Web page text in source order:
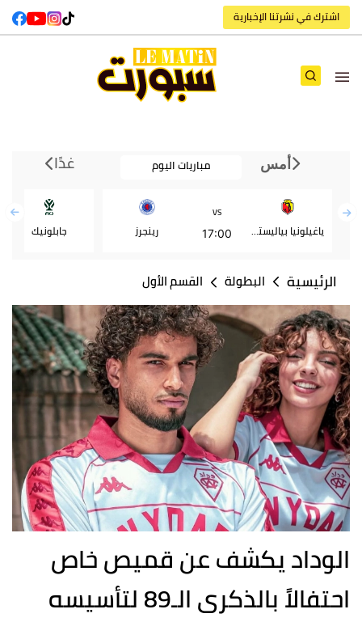
اشترك في نشرتنا الإخبارية
أمس مباريات اليوم غدًا
ياغيلونيا بياليستوك
VS
17:00 رينجرز جابلونيك
الرئيسية البطولة القسم الأول
الوداد يكشف عن قميص خاص
احتفالاً بالذكرى الـ89 لتأسيسه